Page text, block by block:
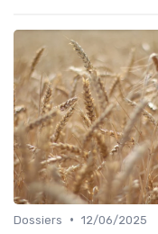
Dossiers • 12/06/2025